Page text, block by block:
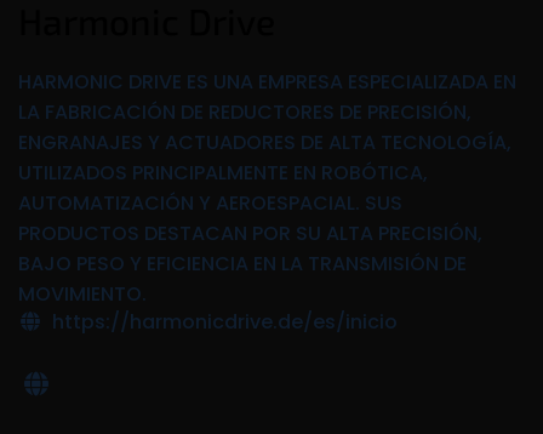
HARMONIC DRIVE ES UNA EMPRESA ESPECIALIZADA EN
LA FABRICACIÓN DE REDUCTORES DE PRECISIÓN,
ENGRANAJES Y ACTUADORES DE ALTA TECNOLOGÍA,
UTILIZADOS PRINCIPALMENTE EN ROBÓTICA,
AUTOMATIZACIÓN Y AEROESPACIAL. SUS
PRODUCTOS DESTACAN POR SU ALTA PRECISIÓN,
BAJO PESO Y EFICIENCIA EN LA TRANSMISIÓN DE
MOVIMIENTO.
https://harmonicdrive.de/es/inicio